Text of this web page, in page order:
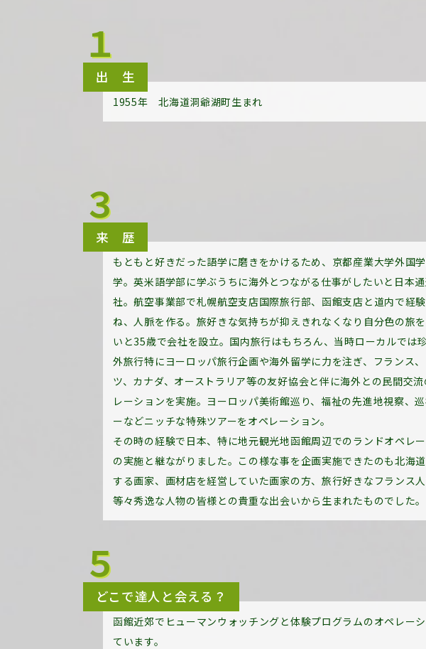
１
出 生
1955年 北海道洞爺湖町生まれ
３
来 歴
もともと好きだった語学に磨きをかけるため、京都産業大学外国
学。英米語学部に学ぶうちに海外とつながる仕事がしたいと日本
社。航空事業部で札幌航空支店国際旅行部、函館支店と道内で経
ね、人脈を作る。旅好きな気持ちが抑えきれなくなり自分色の旅
いと35歳で会社を設立。国内旅行はもちろん、当時ローカルでは
外旅行特にヨーロッパ旅行企画や海外留学に力を注ぎ、フランス
ツ、カナダ、オーストラリア等の友好協会と伴に海外との民間交流
レーションを実施。ヨーロッパ美術館巡り、福祉の先進地視察、
ーなどニッチな特殊ツアーをオペレーション。
その時の経験で日本、特に地元観光地函館周辺でのランドオペレ
の実施と継ながりました。この様な事を企画実施できたのも北海
する画家、画材店を経営していた画家の方、旅行好きなフランス
等々秀逸な人物の皆様との貴重な出会いから生まれたものでした。
５
どこで達人と会える？
函館近郊でヒューマンウォッチングと体験プログラムのオペレー
ています。